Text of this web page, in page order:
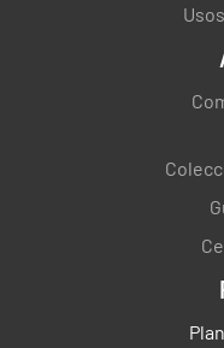
NO
¿Tiene la
farmacéutico?
¿Se mantiene la